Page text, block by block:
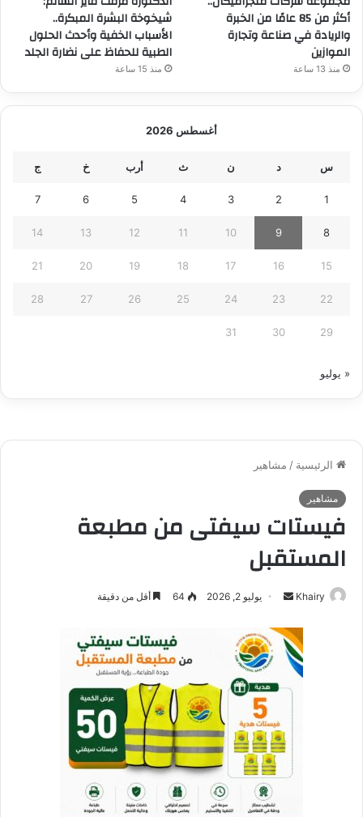
أكثر من 85 عامًا من الخبرة
والريادة في صناعة وتجارة
الموازين
منذ 13 ساعة
شيخوخة البشرة المبكرة..
الأسباب الخفية وأحدث الحلول
الطبية للحفاظ على نضارة الجلد
منذ 15 ساعة
أغسطس 2026
س د ن ث أرب خ ج
1
2
3
4
5
6
7
8
9
10
11
12
13
14
15
16
17
18
19
20
21
22
23
24
25
26
27
28
29
30
31
« يوليو